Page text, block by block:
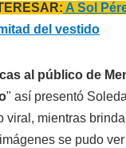
A Sol
del vestido
al público de
" así presentó
viral, mientras
se pudo ver